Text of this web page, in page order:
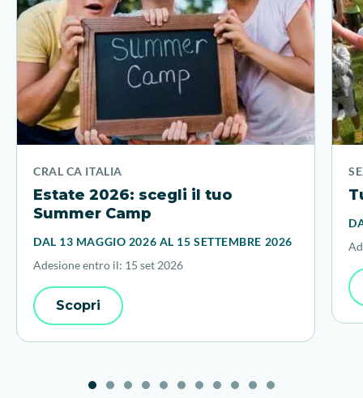
CRAL CA ITALIA
Estate 2026: scegli il tuo
Summer Camp
DAL 13 MAGGIO 2026 AL 15 SETTEMBRE 2026
Adesione entro il: 15 set 2026
Scopri